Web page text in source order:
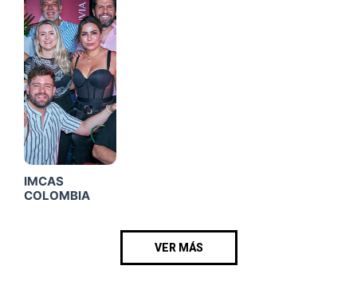
IMCAS
COLOMBIA
VER MÁS